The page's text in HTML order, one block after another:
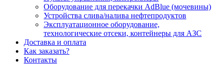
Оборудование для перекачки AdBlue (мочевины)
Устройства слива/налива нефтепродуктов
Эксплуатационное оборудование,
технологические отсеки, контейнеры для АЗС
Доставка и оплата
Как заказать?
Контакты